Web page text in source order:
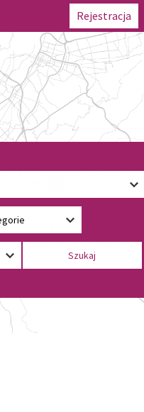
Rejestracja